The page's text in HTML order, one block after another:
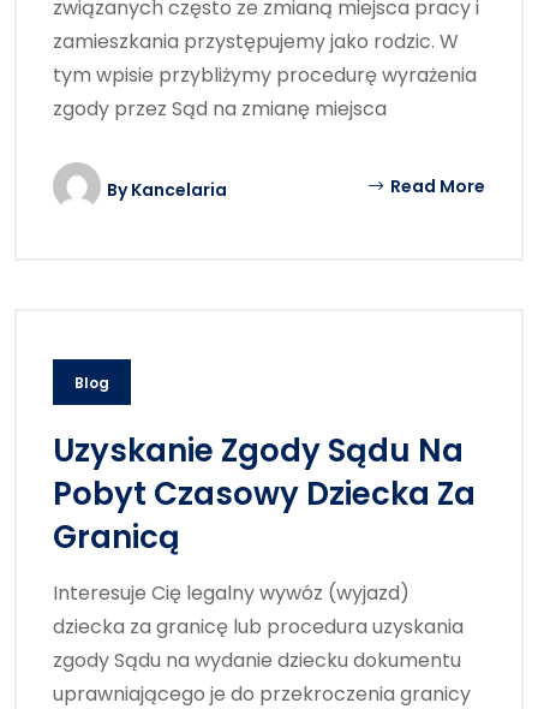
związanych często ze zmianą miejsca pracy i
zamieszkania przystępujemy jako rodzic. W
tym wpisie przybliżymy procedurę wyrażenia
zgody przez Sąd na zmianę miejsca
ByKancelaria Read More
Blog
Uzyskanie Zgody Sądu Na
Pobyt Czasowy Dziecka Za
Granicą
Interesuje Cię legalny wywóz (wyjazd)
dziecka za granicę lub procedura uzyskania
zgody Sądu na wydanie dziecku dokumentu
uprawniającego je do przekroczenia granicy